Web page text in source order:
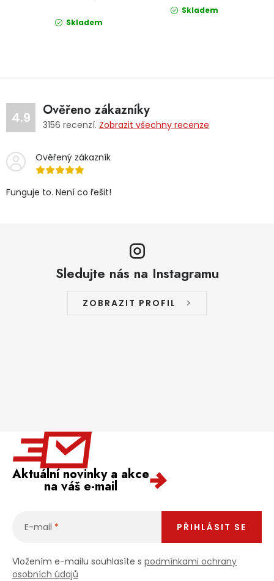
Skladem
Skladem
4.9 Ověřeno zákazníky
3156 recenzí. Zobrazit všechny recenze
Ověřený zákazník
Funguje to. Není co řešit!
Sledujte nás na Instagramu
ZOBRAZIT PROFIL
Aktuální novinky a akce
na váš e-mail
E-mail
Vložením e-mailu souhlasíte s podmínkami ochrany
osobních údajů
PŘIHLÁSIT SE